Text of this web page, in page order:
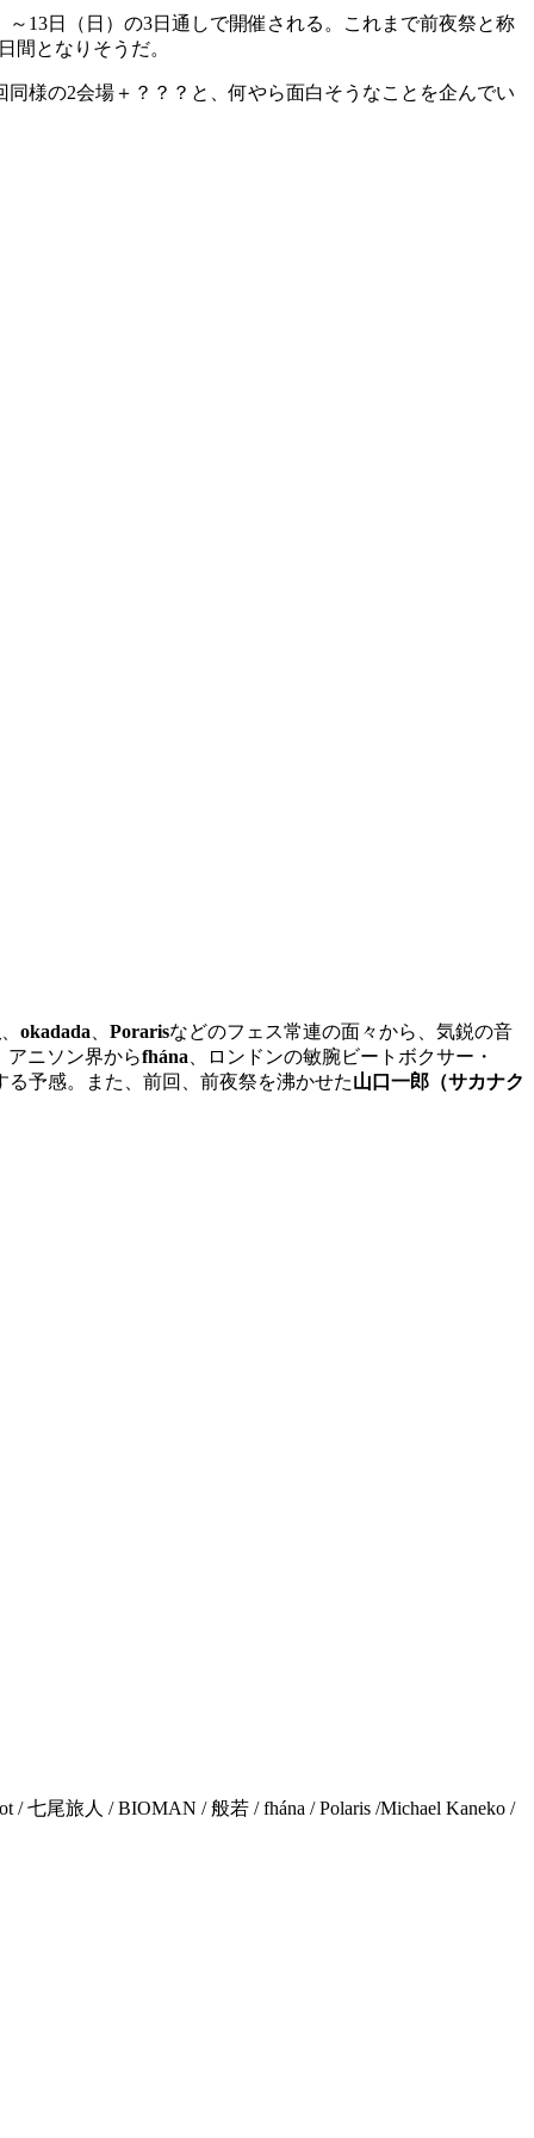
～ 13日（日）の3日通しで開催される。これまで前夜祭と称
日間となりそうだ。
様の2会場＋？？？と、何やら面白そうなことを企んでい
okadada Porarisなどのフェス常連の面々から、気鋭の音
、アニソン界からfhána 、ロンドンの敏腕ビートボクサー・
予感。また、前回、前夜祭を沸かせた山口一郎（サカナク
/七尾旅人 / BIOMAN /般若 / fhána / Polaris /Michael Kaneko /